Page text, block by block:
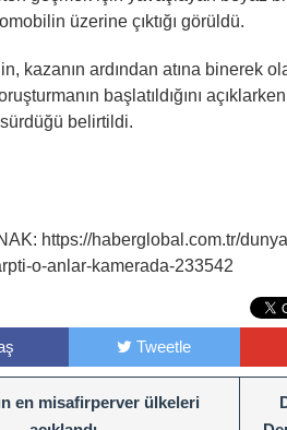
üzerine çıktığı görüldü.
kazanın ardından atına binerek
başlatıldığını
sürdüğü belirtildi.
https://haberglobal.com.tr/
o-anlar-kamerada-233542
Tweetle
en misafirperver ülkeleri